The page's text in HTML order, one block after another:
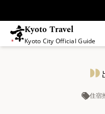
Kyoto Travel
Kyoto City Official Guide
住宿